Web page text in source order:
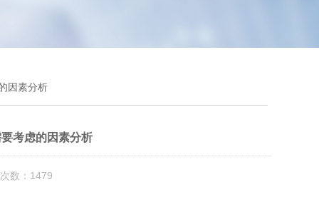
因素分析
考虑的因素分析
数：1479